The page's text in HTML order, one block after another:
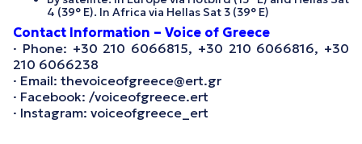
4 (39° E). In Africa via Hellas Sat 3 (39° E)
Contact Information – Voice of Greece
· Phone: +30 210 6066815, +30 210 6066816, +30
210 6066238
· Email: thevoiceofgreece@ert.gr
· Facebook: /voiceofgreece.ert
· Instagram: voiceofgreece_ert